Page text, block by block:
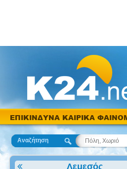
ΕΠΙΚΙΝΔΥΝΑ ΚΑΙΡΙΚΑ
Αναζήτηση
Λεμεσός